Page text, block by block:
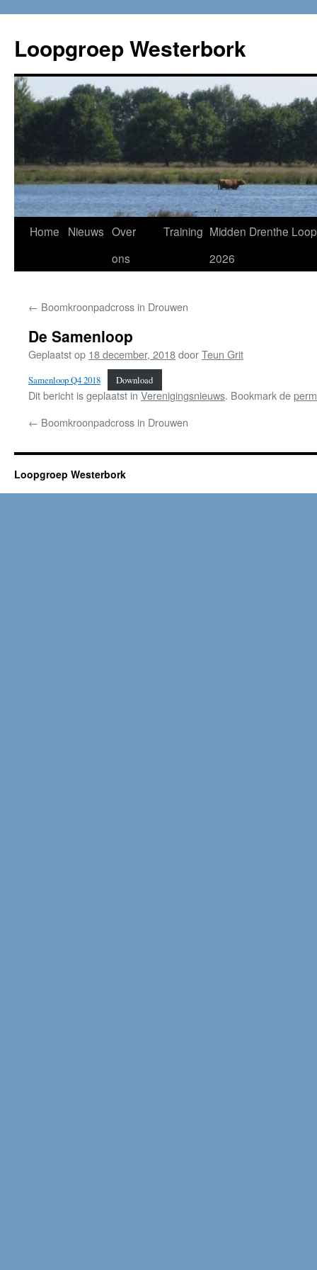
Loopgroep Westerbork
Home Nieuws Over
ons
Training Midden Drenthe Loop
2026
← Boomkroonpadcross in Drouwen
De Samenloop
Geplaatst op 18 december, 2018doorTeun Grit
Samenloop Q4 2018 Download
Dit bericht is geplaatst inVerenigingsnieuws. Bookmark de
← Boomkroonpadcross in Drouwen
Loopgroep Westerbork